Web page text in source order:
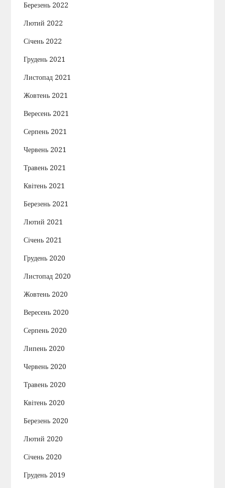
Березень 2022
Лютий 2022
Січень 2022
Грудень 2021
Листопад 2021
Жовтень 2021
Вересень 2021
Серпень 2021
Червень 2021
Травень 2021
Квітень 2021
Березень 2021
Лютий 2021
Січень 2021
Грудень 2020
Листопад 2020
Жовтень 2020
Вересень 2020
Серпень 2020
Липень 2020
Червень 2020
Травень 2020
Квітень 2020
Березень 2020
Лютий 2020
Січень 2020
Грудень 2019